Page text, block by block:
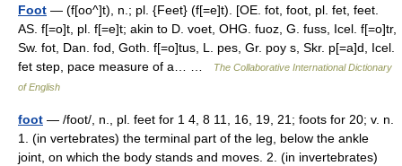
Foot — (f[oo^]t), n.; pl. {Feet} (f[=e]t). [OE. fot, foot, pl. fet, feet.
AS. f[=o]t, pl. f[=e]t; akin to D. voet, OHG. fuoz, G. fuss, Icel. f[=o]tr,
Sw. fot, Dan. fod, Goth. f[=o]tus, L. pes, Gr. poy s, Skr. p[=a]d, Icel.
fet step, pace measure of a… …
The Collaborative International Dictionary
of English
foot — /foot/, n., pl. feet for 1 4, 8 11, 16, 19, 21; foots for 20; v. n.
1. (in vertebrates) the terminal part of the leg, below the ankle
joint, on which the body stands and moves. 2. (in invertebrates)